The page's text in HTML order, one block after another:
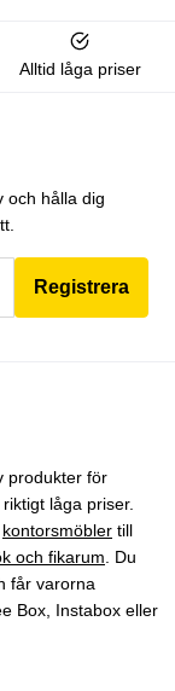
Alltid låga priser
och hålla dig
Registrera
produkter för
låga priser.
kontorsmöbler till
och fikarum . Du
får varorna
Box, Instabox eller